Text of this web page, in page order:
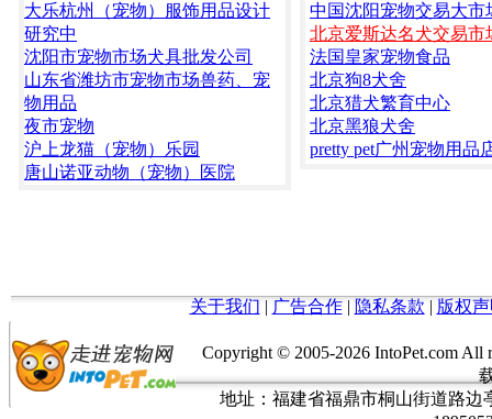
大乐杭州（宠物）服饰用品设计
研究中
沈阳市宠物市场犬具批发公司
山东省潍坊市宠物市场兽药、宠
物用品
夜市宠物
沪上龙猫（宠物）乐园
唐山诺亚动物（宠物）医院
中国沈阳宠物交易大市
北京爱斯达名犬交易市
法国皇家宠物食品
北京狗8犬舍
北京猎犬繁育中心
北京黑狼犬舍
pretty pet广州宠物用品
关于我们 | 广告合作| 隐私条款 | 版权
Copyright © 2005-2026 IntoPet.com
地址：福建省福鼎市桐山街道路边